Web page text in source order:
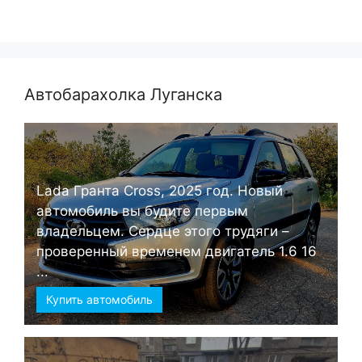
Автобарахолка Луганска
Lada Гранта Cross, 2025 год. Новый
автомобиль вы будите первым
владельцем. Сердце этого трудяги –
проверенный временем двигатель 1.6 16
...
Купить автомобиль